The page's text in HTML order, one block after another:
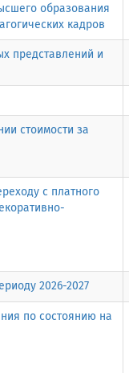
образования
кадров
представлений и
стоимости за
с платного
2026-2027
по состоянию на